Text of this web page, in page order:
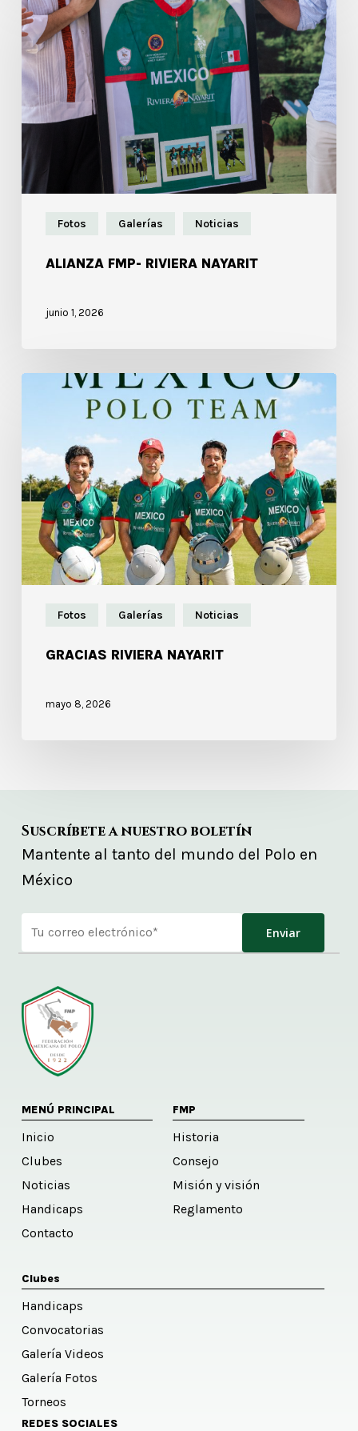
Fotos Galerías Noticias
ALIANZA FMP- RIVIERA NAYARIT
junio 1, 2026
Fotos Galerías Noticias
GRACIAS RIVIERA NAYARIT
mayo 8, 2026
Suscríbete a nuestro boletín
Mantente al tanto del mundo del Polo en
México
MENÚ PRINCIPAL
Inicio
Clubes
Noticias
Handicaps
Contacto
FMP
Historia
Consejo
Misión y visión
Reglamento
Clubes
Handicaps
Convocatorias
Galería Videos
Galería Fotos
Torneos
REDES SOCIALES